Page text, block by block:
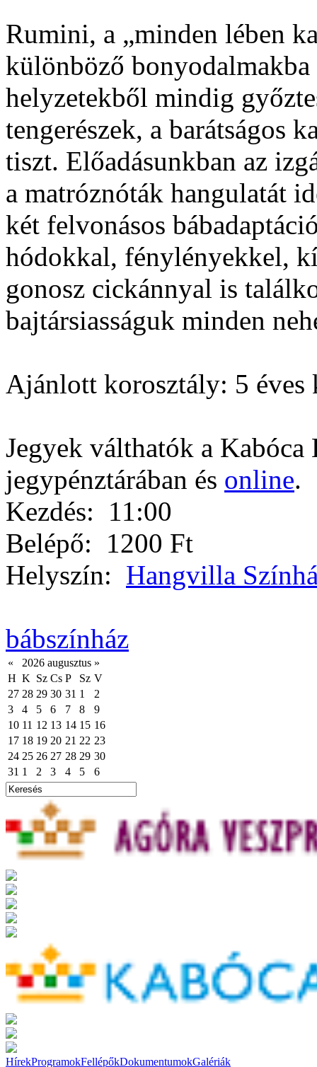
Rumini, a „minden lében
különböző
helyzetekből mindig
tengerészek, a barátságos
tiszt. Előadásunkban az
a matróznóták hangulatát
két felvonásos
hódokkal, fénylényekkel,
gonosz cickánnyal is
bajtársiasságuk minden
Ajánlott korosztály: 5 éves
Jegyek válthatók a Kabóca
jegypénztárában és online.
Kezdés: 11:00
Belépő: 1200 Ft
Helyszín: Hangvilla
bábszínház
« 2026 augusztus »
H K Sz Cs P Sz V
27 28 29 30 31 1
2
3
4 5 6 7 8
9
10 11 12 13 14 15 16
17 18 19 20 21 22 23
24 25 26 27 28 29 30
31 1 2 3 4 5 6
HírekProgramokFellépőkDokumentumokGalériák